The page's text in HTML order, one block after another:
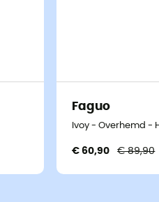
Faguo
Ivoy - Overhemd -
€ 60,90 € 89,90